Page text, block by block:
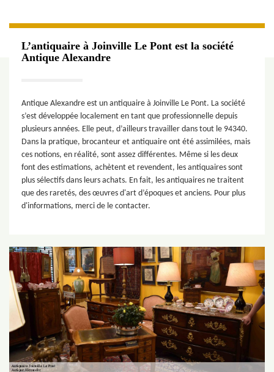
L’antiquaire à Joinville Le Pont est la société
Antique Alexandre
Antique Alexandre est un antiquaire à Joinville Le Pont. La société
s’est développée localement en tant que professionnelle depuis
plusieurs années. Elle peut, d’ailleurs travailler dans tout le 94340.
Dans la pratique, brocanteur et antiquaire ont été assimilées, mais
ces notions, en réalité, sont assez différentes. Même si les deux
font des estimations, achètent et revendent, les antiquaires sont
plus sélectifs dans leurs achats. En fait, les antiquaires ne traitent
que des raretés, des œuvres d'art d’époques et anciens. Pour plus
d'informations, merci de le contacter.